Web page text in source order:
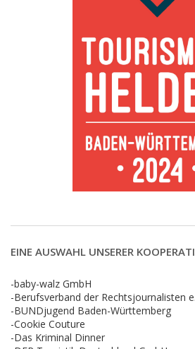
EINE AUSWAHL UNSERER
-baby-walz GmbH
-Berufsverband der Rechtsjournalisten
-BUNDjugend Baden-Württemberg
-Cookie Couture
-Das Kriminal Dinner